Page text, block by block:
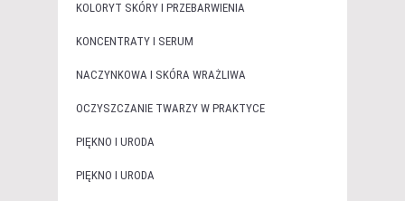
KOLORYT SKÓRY I PRZEBARWIENIA
KONCENTRATY I SERUM
NACZYNKOWA I SKÓRA WRAŻLIWA
OCZYSZCZANIE TWARZY W PRAKTYCE
PIĘKNO I URODA
PIĘKNO I URODA